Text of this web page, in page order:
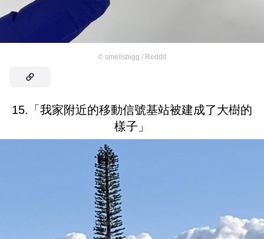
© smellsbigg / Reddit
15.「我家附近的移動信號基站被建成了大樹的
樣子」